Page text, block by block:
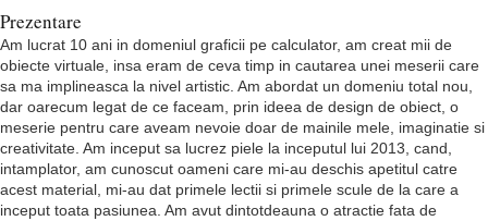
Prezentare
Am lucrat 10 ani in domeniul graficii pe calculator, am creat mii de
obiecte virtuale, insa eram de ceva timp in cautarea unei meserii care
sa ma implineasca la nivel artistic. Am abordat un domeniu total nou,
dar oarecum legat de ce faceam, prin ideea de design de obiect, o
meserie pentru care aveam nevoie doar de mainile mele, imaginatie si
creativitate. Am inceput sa lucrez piele la inceputul lui 2013, cand,
intamplator, am cunoscut oameni care mi-au deschis apetitul catre
acest material, mi-au dat primele lectii si primele scule de la care a
inceput toata pasiunea. Am avut dintotdeauna o atractie fata de